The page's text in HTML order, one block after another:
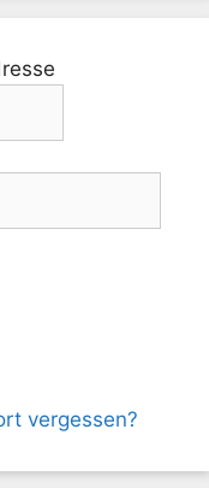
vergessen?